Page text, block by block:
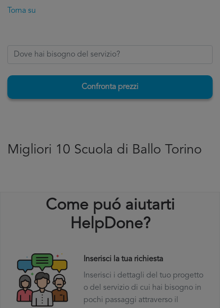
Torna su
Confronta prezzi
Migliori 10 Scuola di Ballo Torino
Come puó aiutarti
HelpDone?
Inserisci la tua richiesta
Inserisci i dettagli del tuo progetto
o del servizio di cui hai bisogno in
pochi passaggi attraverso il